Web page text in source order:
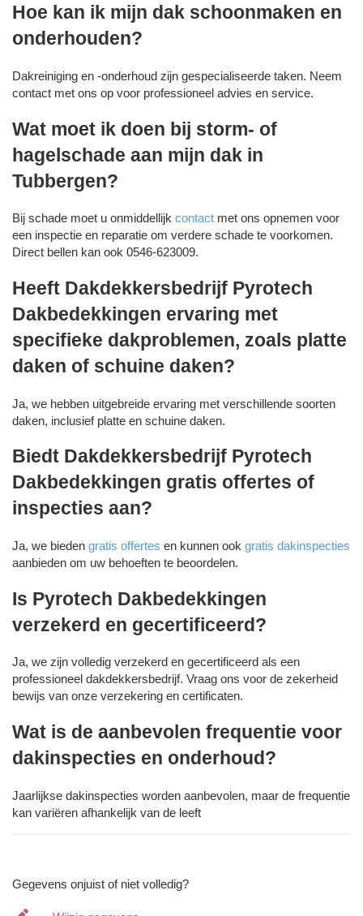
Hoe kan ik mijn dak schoonmaken en
onderhouden?
Dakreiniging en -onderhoud zijn gespecialiseerde taken. Neem
contact met ons op voor professioneel advies en service.
Wat moet ik doen bij storm- of
hagelschade aan mijn dak in
Tubbergen?
Bij schade moet u onmiddellijk contact met ons opnemen voor
een inspectie en reparatie om verdere schade te voorkomen.
Direct bellen kan ook 0546-623009.
Heeft Dakdekkersbedrijf Pyrotech
Dakbedekkingen ervaring met
specifieke dakproblemen, zoals platte
daken of schuine daken?
Ja, we hebben uitgebreide ervaring met verschillende soorten
daken, inclusief platte en schuine daken.
Biedt Dakdekkersbedrijf Pyrotech
Dakbedekkingen gratis offertes of
inspecties aan?
Ja, we bieden gratis offertes en kunnen ook gratis dakinspecties
aanbieden om uw behoeften te beoordelen.
Is Pyrotech Dakbedekkingen
verzekerd en gecertificeerd?
Ja, we zijn volledig verzekerd en gecertificeerd als een
professioneel dakdekkersbedrijf. Vraag ons voor de zekerheid
bewijs van onze verzekering en certificaten.
Wat is de aanbevolen frequentie voor
dakinspecties en onderhoud?
Jaarlijkse dakinspecties worden aanbevolen, maar de frequentie
kan variëren afhankelijk van de leeft
Gegevens onjuist of niet volledig?